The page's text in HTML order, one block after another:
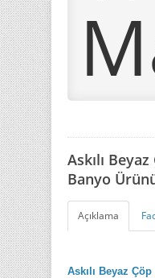
Askılı
Banyo
Açıklama
Askılı Beyaz